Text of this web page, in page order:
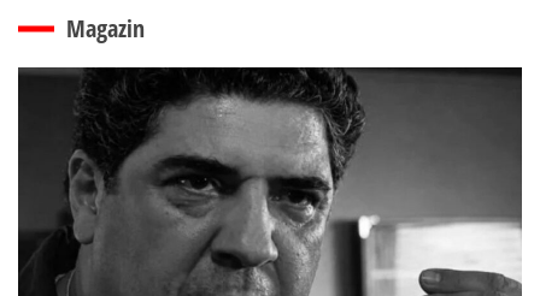
Magazin